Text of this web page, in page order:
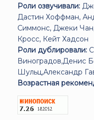
Роли озвучивали:
Дастин Хоффман,
Симмонс, Джеки
Кросс, Кейт Хадсон
Роли дублировали:
Виноградов,Денис
Шульц,Александр
Возрастная